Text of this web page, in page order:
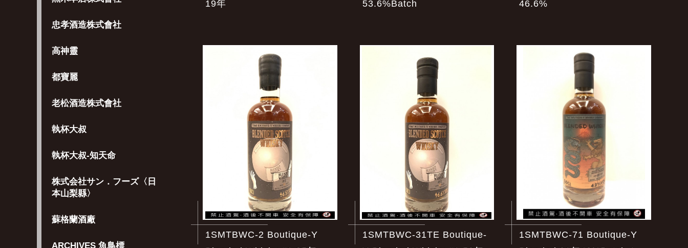
忠孝酒造株式會社
高神靈
都寶麗
老松酒造株式會社
執杯大叔
執杯大叔-知天命
株式会社サン．フーズ〈日
本山梨縣〉
蘇格蘭酒廠
ARCHIVES 魚鳥標
19年
53.6%Batch
46.6%
1SMTBWC-2 Boutique-Y
1SMTBWC-31TE Boutique-
1SMTBWC-71 Boutique-Y